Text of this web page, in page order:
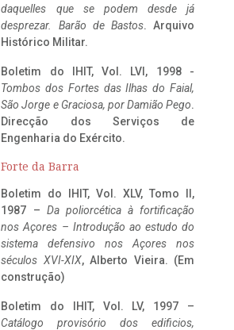
daquelles que se podem desde já
desprezar. Barão de Bastos. Arquivo
Histórico Militar.
Boletim do IHIT, Vol. LVI, 1998 -
Tombos dos Fortes das Ilhas do Faial,
São Jorge e Graciosa, por Damião Pego.
Direcção dos Serviços de
Engenharia do Exército.
Forte da Barra
Boletim do IHIT, Vol. XLV, Tomo II,
1987 – Da poliorcética à fortificação
nos Açores – Introdução ao estudo do
sistema defensivo nos Açores nos
séculos XVI-XIX, Alberto Vieira. (Em
construção)
Boletim do IHIT, Vol. LV, 1997 –
Catálogo provisório dos edificios,